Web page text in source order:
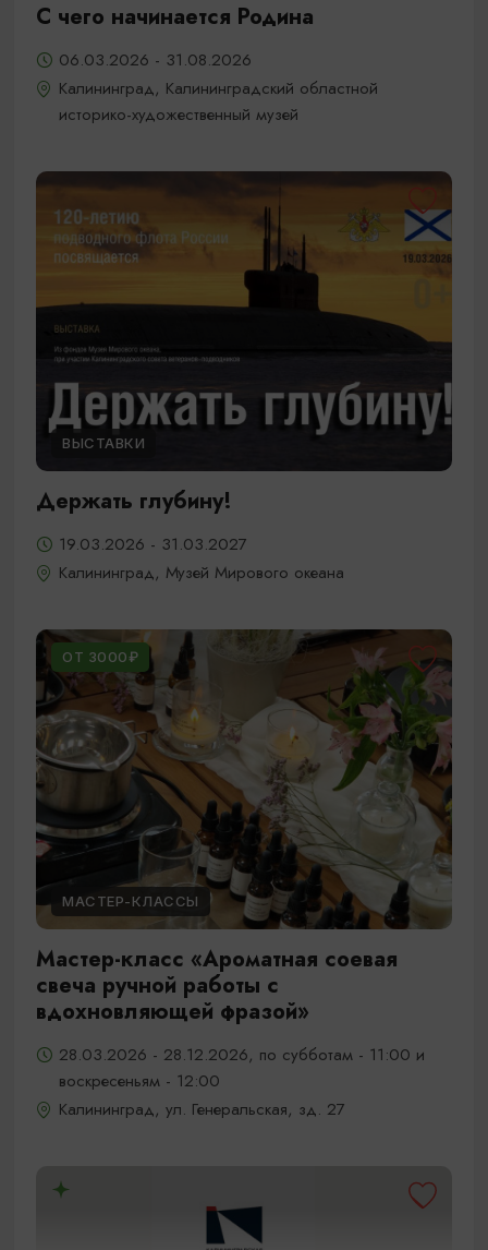
С чего начинается Родина
06.03.2026 - 31.08.2026
Калининград, Калининградский областной
историко-художественный музей
ВЫСТАВКИ
Держать глубину!
19.03.2026 - 31.03.2027
Калининград, Музей Мирового океана
ОТ 3000₽
МАСТЕР-КЛАССЫ
Мастер-класс «Ароматная соевая
свеча ручной работы с
вдохновляющей фразой»
28.03.2026 - 28.12.2026, по субботам - 11:00 и
воскресеньям - 12:00
Калининград, ул. Генеральская, зд. 27